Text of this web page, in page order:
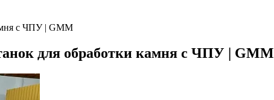
с ЧПУ | GMM
для обработки камня с ЧПУ | GMM